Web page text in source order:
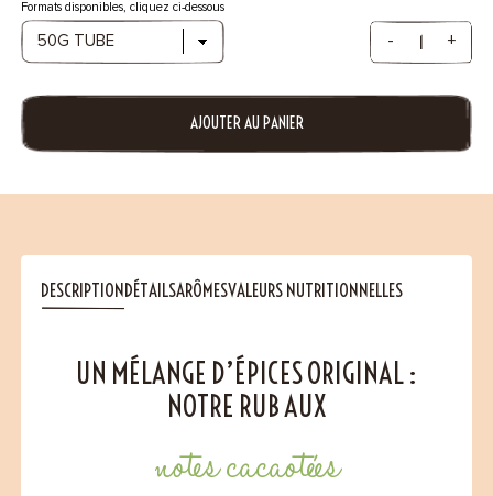
Formats disponibles, cliquez ci-dessous
- +
AJOUTER AU PANIER
DESCRIPTIONDÉTAILSARÔMESVALEURS NUTRITIONNELLES
UN MÉLANGE D’ÉPICES ORIGINAL :
NOTRE RUB AUX
notes cacaotées